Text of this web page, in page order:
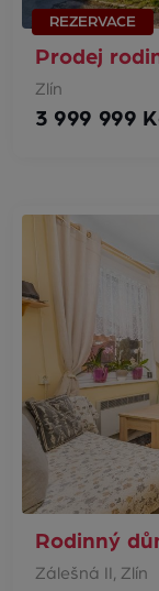
REZERVACE
Prodej
Zlín
3 999 999
Rodinný
Zálešná II, Zlín